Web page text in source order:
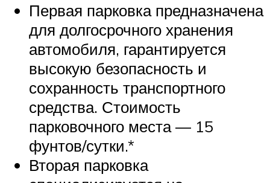
Первая парковка предназначена
для долгосрочного хранения
автомобиля, гарантируется
высокую безопасность и
сохранность транспортного
средства. Стоимость
парковочного места — 15
фунтов/сутки.*
Вторая парковка